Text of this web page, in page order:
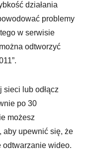
działania
problemy
w serwisie
odtworzyć
lub odłącz
po 30
możesz
aby upewnić się, że
odtwarzanie wideo.